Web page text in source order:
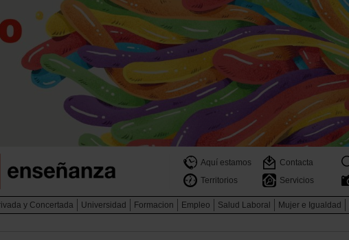
Aquí estamos Contacta
Territorios
Servicios
y Concertada Universidad Formacion Empleo Salud Laboral Mujer e Igualdad